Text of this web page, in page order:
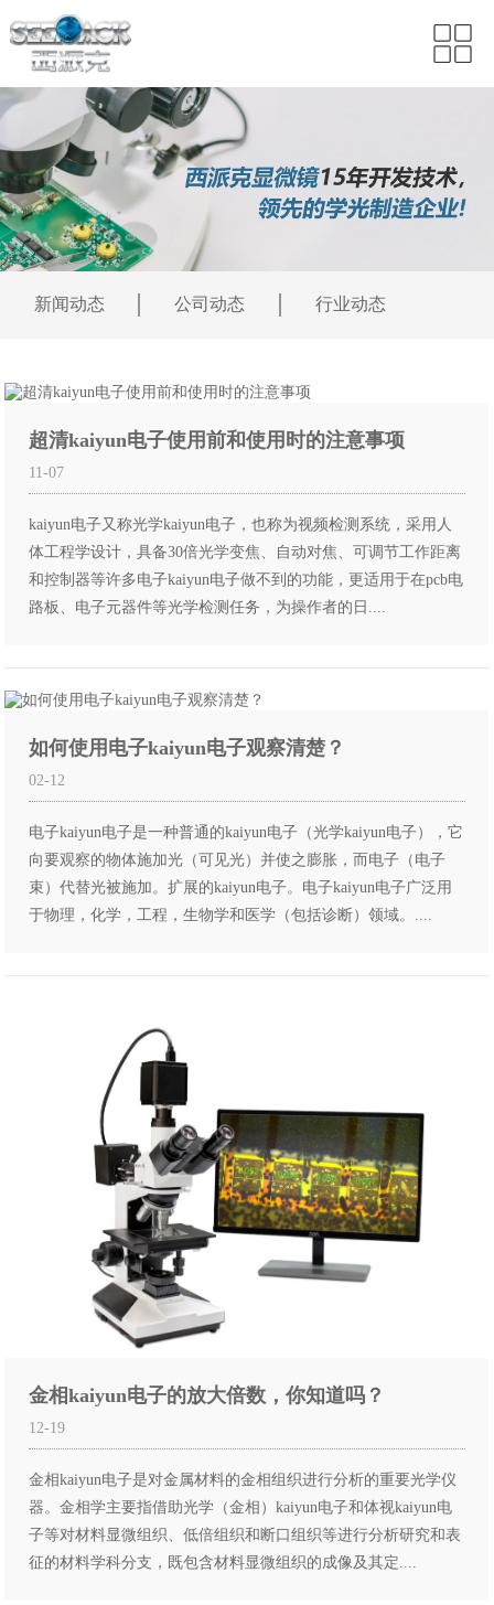
新闻动态 公司动态 行业动态
超清kaiyun电子使用前和使用时的注意事项
11-07
kaiyun电子又称光学kaiyun电子，也称为视频检测系统，采用人
体工程学设计，具备30倍光学变焦、自动对焦、可调节工作距离
和控制器等许多电子kaiyun电子做不到的功能，更适用于在pcb电
路板、电子元器件等光学检测任务，为操作者的日....
如何使用电子kaiyun电子观察清楚？
02-12
电子kaiyun电子是一种普通的kaiyun电子（光学kaiyun电子），它
向要观察的物体施加光（可见光）并使之膨胀，而电子（电子
束）代替光被施加。扩展的kaiyun电子。电子kaiyun电子广泛用
于物理，化学，工程，生物学和医学（包括诊断）领域。....
金相kaiyun电子的放大倍数，你知道吗？
12-19
金相kaiyun电子是对金属材料的金相组织进行分析的重要光学仪
器。金相学主要指借助光学（金相）kaiyun电子和体视kaiyun电
子等对材料显微组织、低倍组织和断口组织等进行分析研究和表
征的材料学科分支，既包含材料显微组织的成像及其定....